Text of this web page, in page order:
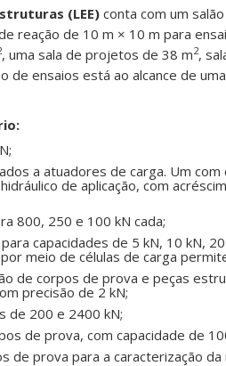
(LEE) conta com um
reação de 10 m × 10 m para
, uma sala de projetos de 38 m2,
de ensaios está ao alcance de
a atuadores de carga. Um
de aplicação, com
800, 250 e 100 kN cada;
capacidades de 5 kN, 10 kN,
meio de células de carga
de corpos de prova e peças
precisão de 2 kN;
de 200 e 2400 kN;
de prova, com capacidade de
de prova para a caracterização